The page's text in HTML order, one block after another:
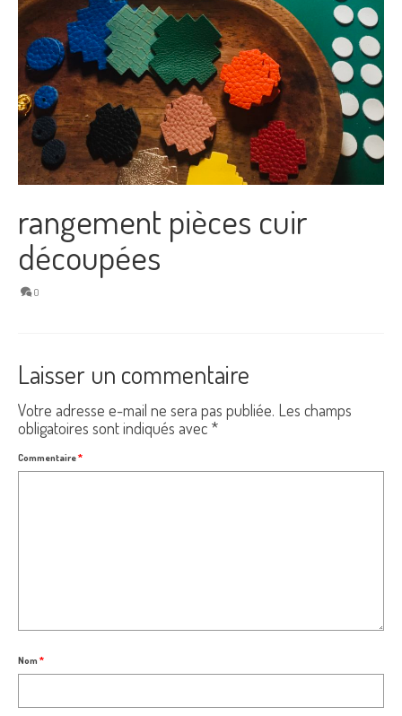
rangement pièces cuir
découpées
0
Laisser un commentaire
Votre adresse e-mail ne sera pas publiée. Les champs
obligatoires sont indiqués avec *
Commentaire*
Nom *